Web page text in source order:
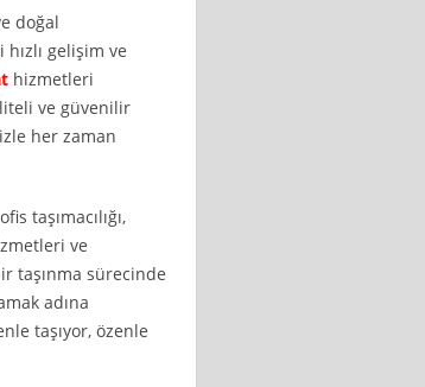
doğal
gelişim ve
hizmetleri
ve güvenilir
her zaman
taşımacılığı,
ve
taşınma sürecinde
adına
taşıyor, özenle